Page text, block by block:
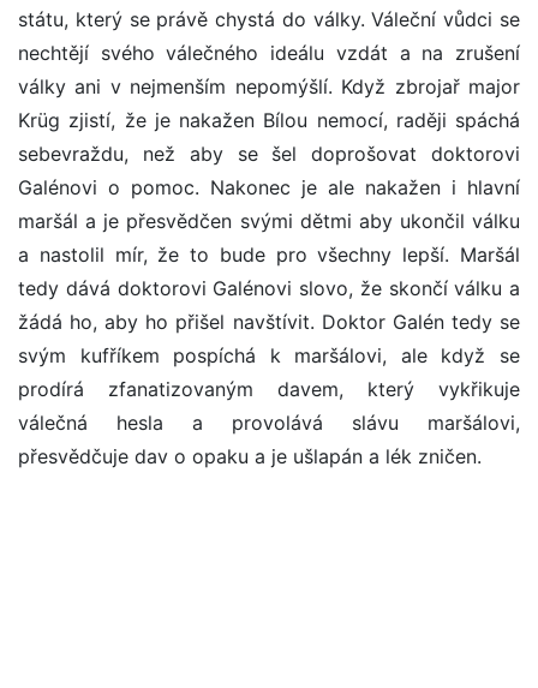
státu, který se právě chystá do války. Váleční vůdci se
nechtějí svého válečného ideálu vzdát a na zrušení
války ani v nejmenším nepomýšlí. Když zbrojař major
Krüg zjistí, že je nakažen Bílou nemocí, raději spáchá
sebevraždu, než aby se šel doprošovat doktorovi
Galénovi o pomoc. Nakonec je ale nakažen i hlavní
maršál a je přesvědčen svými dětmi aby ukončil válku
a nastolil mír, že to bude pro všechny lepší. Maršál
tedy dává doktorovi Galénovi slovo, že skončí válku a
žádá ho, aby ho přišel navštívit. Doktor Galén tedy se
svým kufříkem pospíchá k maršálovi, ale když se
prodírá zfanatizovaným davem, který vykřikuje
válečná hesla a provolává slávu maršálovi,
přesvědčuje dav o opaku a je ušlapán a lék zničen.